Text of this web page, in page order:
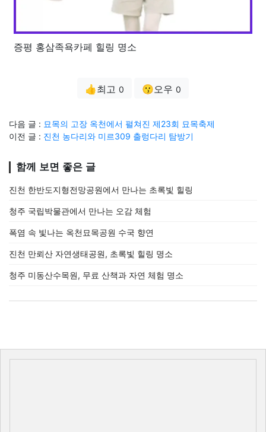
증평 홍삼족욕카페 힐링 명소
👍최고 0 😗오우 0
다음 글 : 묘목의 고장 옥천에서 펼쳐진 제23회 묘목축제
이전 글 : 진천 농다리와 미르309 출렁다리 탐방기
함께 보면 좋은 글
진천 한반도지형전망공원에서 만나는 초록빛 힐링
청주 국립박물관에서 만나는 오감 체험
폭염 속 빛나는 옥천묘목공원 수국 향연
진천 만뢰산 자연생태공원, 초록빛 힐링 명소
청주 미동산수목원, 무료 산책과 자연 체험 명소